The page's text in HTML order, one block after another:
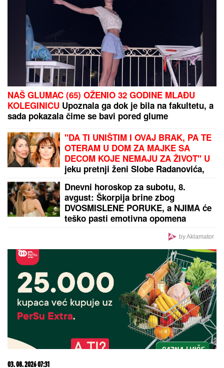
AJKULE OPKOLILE ANĐELU I
GASTOZAPokazali kako se provode
na Maldivima nakon POMIRENJA i
pred njen ulazak u "Elitu 10" -
komentari samo pljušte (VIDEO)
GRČKO LETO ŽENE OGNJENA AMIDŽIĆA!Mina
ističe GOLE NOGE, u kadar upala i jahta: Tek da je
vidite u MINI BIKINIJU (FOTO)